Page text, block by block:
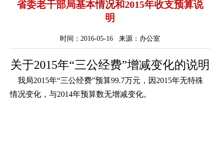
省委老干部局基本情况和2015年收支预算说
明
时间：2016-05-16 来源：办公室
关于2015年“三公经费”增减变化的说明
我局2015年“三公经费”预算99.7万元，因2015年无特殊
情况变化，与2014年预算数无增减变化。